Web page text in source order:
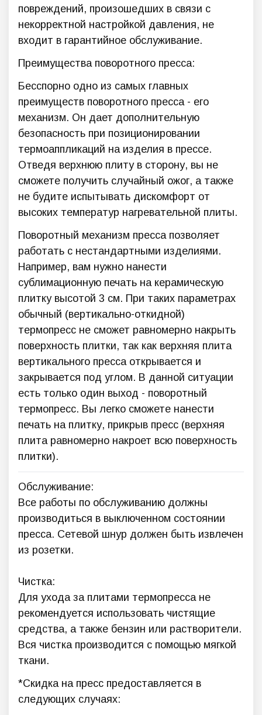
повреждений, произошедших в связи с
некорректной настройкой давления, не
входит в гарантийное обслуживание.
Преимущества поворотного пресса:
Бесспорно одно из самых главных
преимуществ поворотного пресса - его
механизм. Он дает дополнительную
безопасность при позиционировании
термоаппликаций на изделия в прессе.
Отведя верхнюю плиту в сторону, вы не
сможете получить случайный ожог, а также
не будите испытывать дискомфорт от
высоких температур нагревательной плиты.
Поворотный механизм пресса позволяет
работать с нестандартными изделиями.
Например, вам нужно нанести
сублимационную печать на керамическую
плитку высотой 3 см. При таких параметрах
обычный (вертикально-откидной)
термопресс не сможет равномерно накрыть
поверхность плитки, так как верхняя плита
вертикального пресса открывается и
закрывается под углом. В данной ситуации
есть только один выход - поворотный
термопресс. Вы легко сможете нанести
печать на плитку, прикрыв пресс (верхняя
плита равномерно накроет всю поверхность
плитки).
Обслуживание:
Все работы по обслуживанию должны
производиться в выключенном состоянии
пресса. Сетевой шнур должен быть извлечен
из розетки.
Чистка:
Для ухода за плитами термопресса не
рекомендуется использовать чистящие
средства, а также бензин или растворители.
Вся чистка производится с помощью мягкой
ткани.
*Скидка на пресс предоставляется в
следующих случаях: